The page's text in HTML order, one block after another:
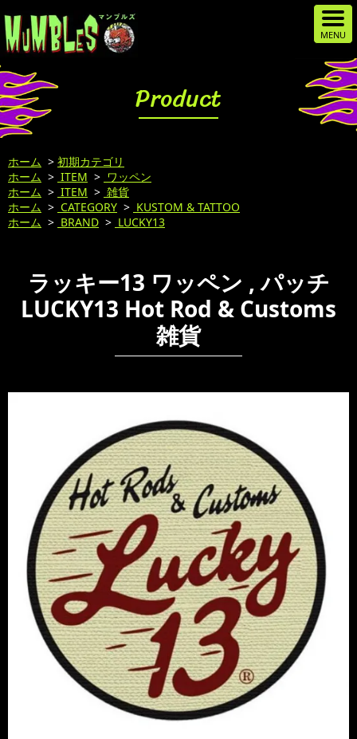
Product
ホーム > 初期カテゴリ
ホーム > ITEM > ワッペン
ホーム > ITEM > 雑貨
ホーム > CATEGORY > KUSTOM & TATTOO
ホーム > BRAND > LUCKY13
ラッキー13 ワッペン , パッチ
LUCKY13 Hot Rod & Customs
雑貨